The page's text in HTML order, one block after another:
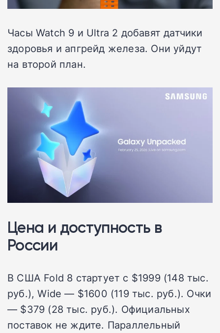
Часы Watch 9 и Ultra 2 добавят датчики
здоровья и апгрейд железа. Они уйдут
на второй план.
Цена и доступность в
России
В США Fold 8 стартует с $1999 (148 тыс.
руб.), Wide — $1600 (119 тыс. руб.). Очки
— $379 (28 тыс. руб.). Официальных
поставок не ждите. Параллельный